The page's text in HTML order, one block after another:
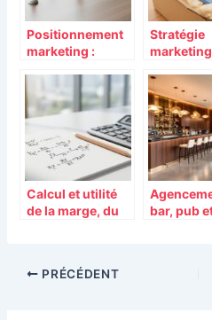
Positionnement
marketing :
en pratique pour
s’adapter aux
évolutions du
marché
Stratégie
l’asilage
pour
votre
vous
de la
Calcul et utilité
de la marge, du
méthodes
bar, pub
PRÉCÉDENT